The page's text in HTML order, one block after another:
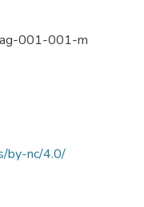
001-001-m
by-nc/4.0/